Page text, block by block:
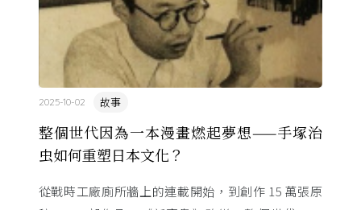
整個世代因為一本漫畫燃起夢想——手塚治
虫如何重塑日本文化？
故事
2025-10-02
從戰時工廠廁所牆上的連載開始，到創作 15 萬張原